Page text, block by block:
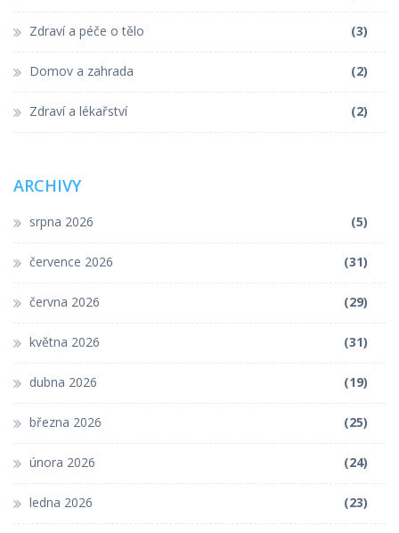
Zdraví a péče o tělo (3)
Domov a zahrada (2)
Zdraví a lékařství (2)
ARCHIVY
srpna 2026 (5)
července 2026 (31)
června 2026 (29)
května 2026 (31)
dubna 2026 (19)
března 2026 (25)
února 2026 (24)
ledna 2026 (23)